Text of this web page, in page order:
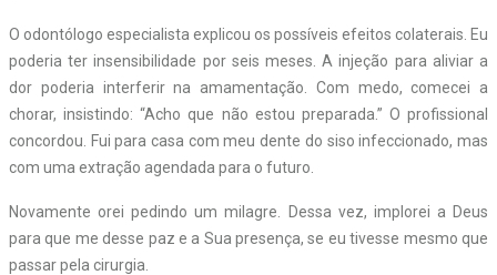
O odontólogo especialista explicou os possíveis efeitos colaterais. Eu
poderia ter insensibilidade por seis meses. A injeção para aliviar a
dor poderia interferir na amamentação. Com medo, comecei a
chorar, insistindo: “Acho que não estou preparada.” O profissional
concordou. Fui para casa com meu dente do siso infeccionado, mas
com uma extração agendada para o futuro.
Novamente orei pedindo um milagre. Dessa vez, implorei a Deus
para que me desse paz e a Sua presença, se eu tivesse mesmo que
passar pela cirurgia.